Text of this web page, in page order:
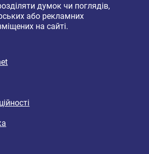
думок чи поглядів,
або рекламних
на сайті.